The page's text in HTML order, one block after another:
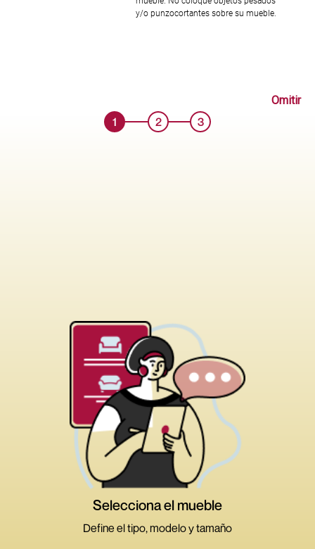
y/o punzocortantes sobre su mueble.